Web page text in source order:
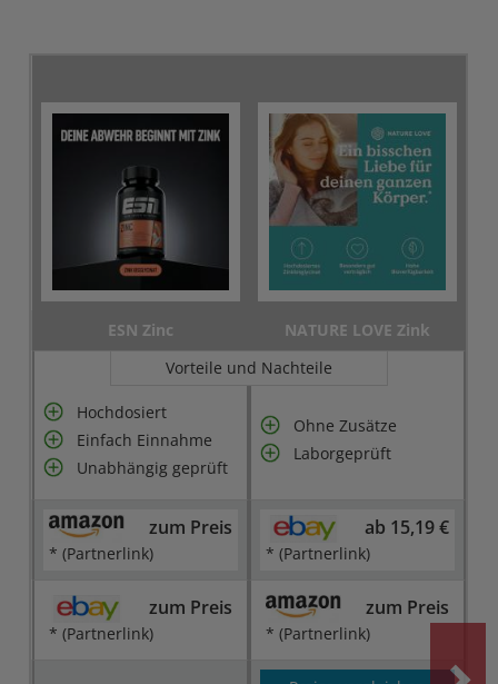
ESN Zinc
NATURE LOVE Zink
Vorteile und Nachteile
Hochdosiert
Einfach Einnahme
Unabhängig geprüft
Ohne Zusätze
Laborgeprüft
zum Preis
* (Partnerlink)
ab 15,19 €
* (Partnerlink)
zum Preis
* (Partnerlink)
zum Preis
* (Partnerlink)